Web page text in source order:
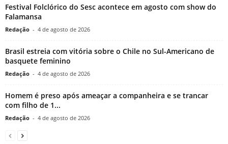
Festival Folclórico do Sesc acontece em agosto com show do
Falamansa
Redação - 4 de agosto de 2026
Brasil estreia com vitória sobre o Chile no Sul-Americano de
basquete feminino
Redação - 4 de agosto de 2026
Homem é preso após ameaçar a companheira e se trancar
com filho de 1...
Redação - 4 de agosto de 2026